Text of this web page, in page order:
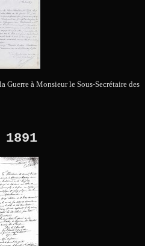
Guerre à Monsieur le Sous-Secrétaire des
1891